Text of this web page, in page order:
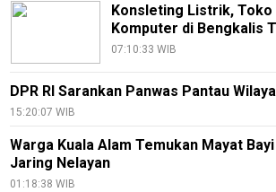
Konsleting Listrik, Toko
Komputer di Bengkalis
07:10:33 WIB
DPR RI Sarankan Panwas Pantau
15:20:07 WIB
Warga Kuala Alam Temukan Mayat
Jaring Nelayan
01:18:38 WIB
InfoTerbaru
Sport
TeknoPedia
Blog
Techno